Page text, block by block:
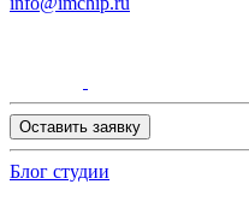
Оставить заявку
Блог студии